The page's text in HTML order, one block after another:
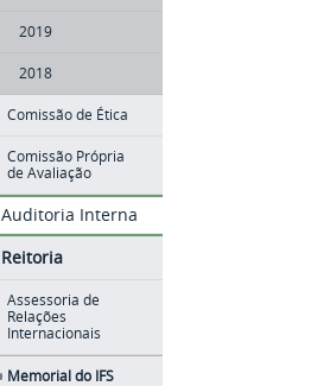
2019
2018
Comissão de Ética
Comissão Própria
de Avaliação
Auditoria Interna
Reitoria
Assessoria de
Relações
Internacionais
Memorial do IFS